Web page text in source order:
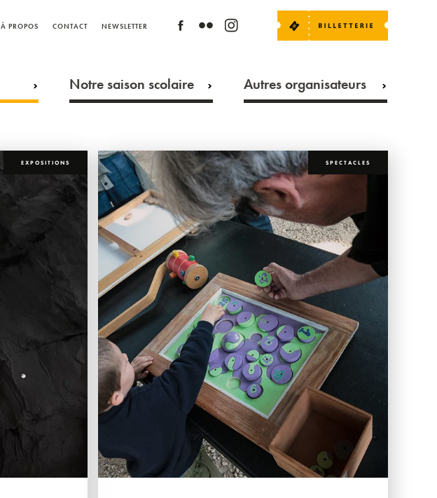
À PROPOS CONTACT NEWSLETTER
Notre saison scolaire Autres organisateurs
EXPOSITIONS SPECTACLES